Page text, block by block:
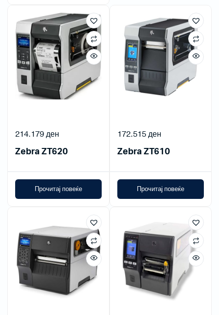
Zebra ZT620
214.179ден
Прочитај повеќе
Zebra ZT610
172.515ден
Прочитај повеќе